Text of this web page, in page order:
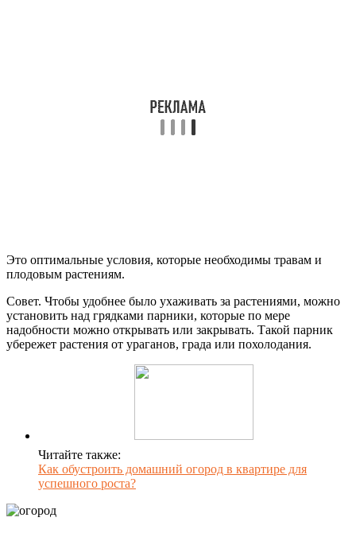
Это оптимальные условия, которые необходимы травам и
плодовым растениям.
Совет. Чтобы удобнее было ухаживать за растениями, можно
установить над грядками парники, которые по мере
надобности можно открывать или закрывать. Такой парник
убережет растения от ураганов, града или похолодания.
Читайте также:
Как обустроить домашний огород в квартире для
успешного роста?